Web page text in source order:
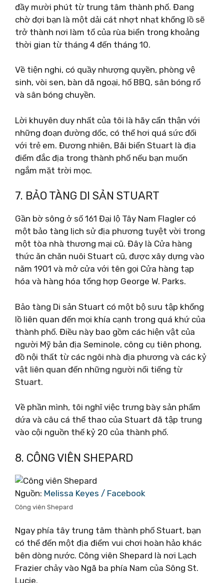
đầy mười phút từ trung tâm thành phố. Đang
chờ đợi bạn là một dải cát nhợt nhạt khổng lồ sẽ
trở thành nơi làm tổ của rùa biển trong khoảng
thời gian từ tháng 4 đến tháng 10.
Về tiện nghi, có quầy nhượng quyền, phòng vệ
sinh, vòi sen, bàn dã ngoại, hố BBQ, sân bóng rổ
và sân bóng chuyền.
Lời khuyên duy nhất của tôi là hãy cẩn thận với
những đoạn đường dốc, có thể hơi quá sức đối
với trẻ em. Đương nhiên, Bãi biển Stuart là địa
điểm đắc địa trong thành phố nếu bạn muốn
ngắm mặt trời mọc.
7. BẢO TÀNG DI SẢN STUART
Gần bờ sông ở số 161 Đại lộ Tây Nam Flagler có
một bảo tàng lịch sử địa phương tuyệt vời trong
một tòa nhà thương mại cũ. Đây là Cửa hàng
thức ăn chăn nuôi Stuart cũ, được xây dựng vào
năm 1901 và mở cửa với tên gọi Cửa hàng tạp
hóa và hàng hóa tổng hợp George W. Parks.
Bảo tàng Di sản Stuart có một bộ sưu tập khổng
lồ liên quan đến mọi khía cạnh trong quá khứ của
thành phố. Điều này bao gồm các hiện vật của
người Mỹ bản địa Seminole, công cụ tiên phong,
đồ nội thất từ ​​các ngôi nhà địa phương và các kỷ
vật liên quan đến những người nổi tiếng từ
Stuart.
Về phần mình, tôi nghĩ việc trưng bày sản phẩm
dứa và câu cá thể thao của Stuart đã tập trung
vào cội nguồn thế kỷ 20 của thành phố.
8. CÔNG VIÊN SHEPARD
Nguồn: Melissa Keyes / Facebook
Công viên Shepard
Ngay phía tây trung tâm thành phố Stuart, bạn
có thể đến một địa điểm vui chơi hoàn hảo khác
bên dòng nước. Công viên Shepard là nơi Lạch
Frazier chảy vào Ngã ba phía Nam của Sông St.
Lucie.